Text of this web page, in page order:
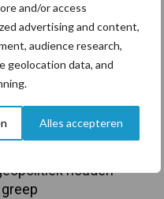
and/or access
advertising and content,
audience research,
geolocation data, and
Alles accepteren
Partner nieuws
houden